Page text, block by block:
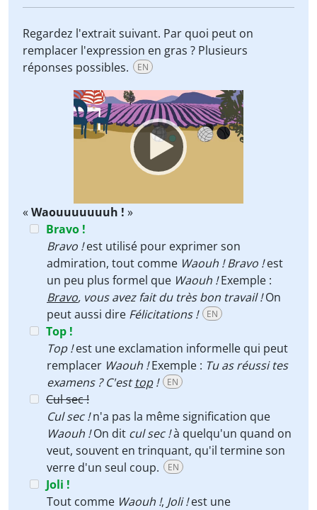
Regardez l'extrait suivant. Par quoi peut on
remplacer l'expression en gras ? Plusieurs
réponses possibles.
EN
Video
Player
«Waouuuuuuuh ! »
Bravo !
Bravo !est utilisé pour exprimer son
admiration, tout comme Waouh ! Bravo !est
un peu plus formel que Waouh !Exemple :
Bravo, vous avez fait du très bon travail !On
peut aussi dire Félicitations ! EN
Top !
Top !est une exclamation informelle qui peut
remplacer Waouh !Exemple : Tu as réussi tes
examens ? C'esttop! EN
Cul sec !
Cul sec !n'a pas la même signification que
Waouh !On dit cul sec !à quelqu'un quand on
veut, souvent en trinquant, qu'il termine son
verre d'un seul coup.
EN
Joli !
Tout comme Waouh !, Joli !est une